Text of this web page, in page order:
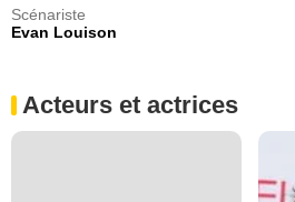
Scénariste
Evan Louison
Acteurs et actrices